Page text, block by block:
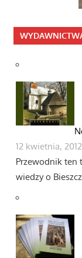
12 kwietnia, 2012
Przewodnik ten
wiedzy o